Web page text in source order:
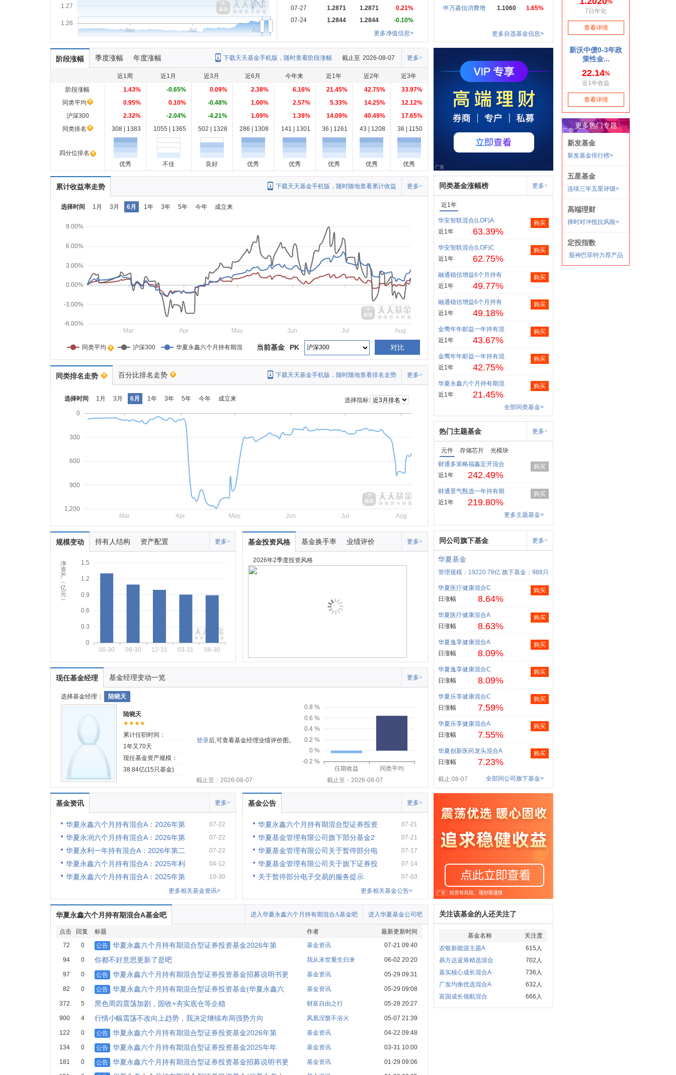
1.26
1.27
Jun Jul Aug
07-27
1.2871 1.2871
0.21%
07-24
1.2844 1.2844
-0.10%
更多净值信息>
申万菱信消费增
1.1060 1.65%
更多自选基金信息>
阶段涨幅 季度涨幅 年度涨幅 更多>
截止至 2026-08-07
下载天天基金手机版，随时查看阶段涨幅
近1周 近1月 近3月 近6月 今年来 近1年 近2年
近3年
阶段涨幅
1.43% -0.65% 0.09% 2.38% 6.16% 21.45% 42.75%
33.97%
同类平均
0.95% 0.10% -0.48% 1.00% 2.57% 5.33% 14.25%
12.12%
沪深300
2.32% -2.04% -4.21% 1.09% 1.39% 14.09% 40.49%
17.65%
同类排名
308 | 1383 1055 | 1365 502 | 1328 286 | 1308 141 | 1301 36 | 1261 43 | 1208 36 | 1150
四分位排名
优秀
不佳 良好 优秀 优秀 优秀 优秀 优秀
累计收益率走势 更多>
下载天天基金手机版，随时随地查看累计收益
选择时间 1月 3月 6月 1年 3年 5年 今年 成立来
-6.00%
-3.00%
0.00%
3.00%
6.00%
9.00%
Mar Apr May Jun Jul Aug
同类平均 沪深300 华夏永鑫六个月持有期混 对比
PK
当前基金
同类排名走势 百分比排名走势 更多>
下载天天基金手机版，随时随地查看排名走势
选择时间 1月 3月 6月 1年 3年 5年 今年 成立来
选择指标:
0
300
600
900
1,200
Mar
Apr May Jun Jul Aug
规模变动 持有人结构 资产配置 更多>
净
资
产
︵
亿
元
︶
0
0.3
0.6
0.9
1.2
1.5
06-30 09-30 12-31 03-31 06-30
基金投资风格 基金换手率 业绩评价 更多>
2026年2季度投资风格
现任基金经理 基金经理变动一览 更多>
选择基金经理： 陆晓天
陆晓天
★★★★
累计任职时间：
1年又70天
现任基金资产规模：
38.84亿(15只基金)
登录后,可查看基金经理业绩评价图。
-0.2 %
0 %
0.2 %
0.4 %
0.6 %
0.8 %
任期收益
同类平均
截止至：2026-08-07
截止至：2026-08-07
基金资讯 更多>
华夏永鑫六个月持有混合A：2026年第 07-22
华夏永润六个月持有混合A：2026年第 07-22
华夏永利一年持有混合A：2026年第二 07-22
华夏永鑫六个月持有混合A：2025年利 04-12
华夏永鑫六个月持有混合A：2025年第
10-30
更多相关基金资讯>
基金公告 更多>
华夏永鑫六个月持有期混合型证券投资 07-21
华夏基金管理有限公司旗下部分基金2 07-21
华夏基金管理有限公司关于暂停部分电 07-17
华夏基金管理有限公司关于旗下证券投 07-14
关于暂停部分电子交易的服务提示
07-03
更多相关基金公告>
华夏永鑫六个月持有期混合A基金吧 进入华夏基金公司吧
进入华夏永鑫六个月持有期混合A基金吧
点击 回复 标题 作者
最新更新时间
72
0 公告 华夏永鑫六个月持有期混合型证券投资基金2026年第 基金资讯 07-21 09:40
94 0 你都不好意思更新了是吧 我从末世重生归来 06-02 20:20
97 0 公告 华夏永鑫六个月持有期混合型证券投资基金招募说明书更 基金资讯 05-29 09:31
82 0 公告 华夏永鑫六个月持有期混合型证券投资基金(华夏永鑫六 基金资讯 05-29 09:08
372 5 黑色周四震荡加剧，固收+夯实底仓等企稳 财富自由之行 05-28 20:27
900 4 行情小幅震荡不改向上趋势，我决定继续布局强势方向 凤凰涅槃不浴火 05-07 21:39
122 0 公告 华夏永鑫六个月持有期混合型证券投资基金2026年第 基金资讯 04-22 09:48
134 0 公告 华夏永鑫六个月持有期混合型证券投资基金2025年年 基金资讯 03-31 10:00
181 0 公告 华夏永鑫六个月持有期混合型证券投资基金招募说明书更 基金资讯 01-29 09:06
同类基金涨幅榜 更多>
近1年
华安智联混合(LOF)A
近1年
63.39%
购买
华安智联混合(LOF)C
近1年
62.75%
购买
融通稳信增益6个月持有
近1年
49.77%
购买
融通稳信增益6个月持有
近1年
49.18%
购买
金鹰年年邮益一年持有混
近1年
43.67%
购买
金鹰年年邮益一年持有混
近1年
42.75%
购买
华夏永鑫六个月持有期混
近1年
21.45%
购买
全部同类基金>
热门主题基金 更多>
元件 存储芯片
光模块
财通多策略福鑫定开混合
近1年
242.49%
购买
财通景气甄选一年持有期
近1年
219.80%
购买
更多主题基金>
同公司旗下基金 更多>
华夏基金
管理规模：19220.78亿 旗下基金：988只
华夏医疗健康混合C
日涨幅
8.64%
购买
华夏医疗健康混合A
日涨幅
8.63%
购买
华夏逸享健康混合A
日涨幅
8.09%
购买
华夏逸享健康混合C
日涨幅
8.09%
购买
华夏乐享健康混合C
日涨幅
7.59%
购买
华夏乐享健康混合A
日涨幅
7.55%
购买
华夏创新医药龙头混合A
日涨幅
7.23%
购买
截止:08-07 全部同公司旗下基金>
关注该基金的人还关注了
基金名称
关注度
农银新能源主题A
615人
易方达蓝筹精选混合
702人
嘉实核心成长混合A
736人
广发均衡优选混合A
632人
富国成长领航混合
666人